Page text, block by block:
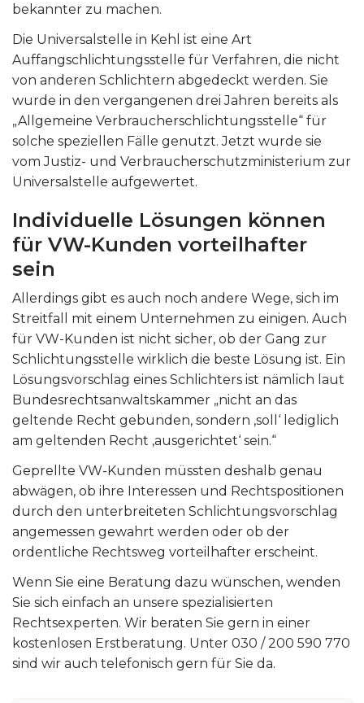
bekannter zu machen.
Die Universalstelle in Kehl ist eine Art
Auffangschlichtungsstelle für Verfahren, die nicht
von anderen Schlichtern abgedeckt werden. Sie
wurde in den vergangenen drei Jahren bereits als
„Allgemeine Verbraucherschlichtungsstelle“ für
solche speziellen Fälle genutzt. Jetzt wurde sie
vom Justiz- und Verbraucherschutzministerium zur
Universalstelle aufgewertet.
Individuelle Lösungen können
für VW-Kunden vorteilhafter
sein
Allerdings gibt es auch noch andere Wege, sich im
Streitfall mit einem Unternehmen zu einigen. Auch
für VW-Kunden ist nicht sicher, ob der Gang zur
Schlichtungsstelle wirklich die beste Lösung ist. Ein
Lösungsvorschlag eines Schlichters ist nämlich laut
Bundesrechtsanwaltskammer „nicht an das
geltende Recht gebunden, sondern ‚soll‘ lediglich
am geltenden Recht ‚ausgerichtet‘ sein.“
Geprellte VW-Kunden müssten deshalb genau
abwägen, ob ihre Interessen und Rechtspositionen
durch den unterbreiteten Schlichtungsvorschlag
angemessen gewahrt werden oder ob der
ordentliche Rechtsweg vorteilhafter erscheint.
Wenn Sie eine Beratung dazu wünschen, wenden
Sie sich einfach an unsere spezialisierten
Rechtsexperten. Wir beraten Sie gern in einer
kostenlosen Erstberatung. Unter 030 / 200 590 770
sind wir auch telefonisch gern für Sie da.